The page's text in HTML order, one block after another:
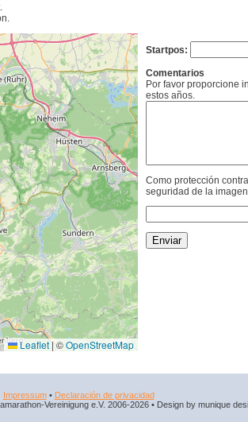
Leaflet|©OpenStreetMap
Startpos:
Comentarios
Por favor proporcione
estos años.
Como protección
seguridad de la
Impressum• Declaración de privacidad
Vereinigung e.V. 2006-2026 • Design by munique